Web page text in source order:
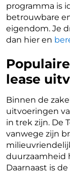
programma is
betrouwbare
eigendom. Je
dan hier en
lease
Binnen de
uitvoeringen
in trek zijn. De
vanwege zijn
duurzaamheid
Daarnaast is